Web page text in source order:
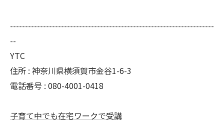
--------------------------------------------------------------------
--
YTC
住所 : 神奈川県横須賀市金谷1-6-3
電話番号 : 080-4001-0418
子育て中でも在宅ワークで受講